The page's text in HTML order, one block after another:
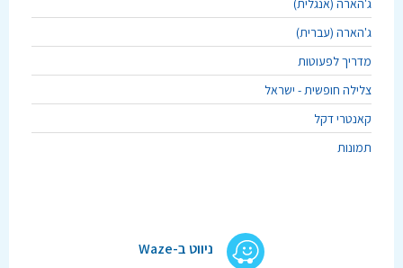
ג'הארה (עברית)
מדריך לפעוטות
צלילה חופשית - ישראל
קאנטרי דקל
תמונות
ניווט ב-Waze